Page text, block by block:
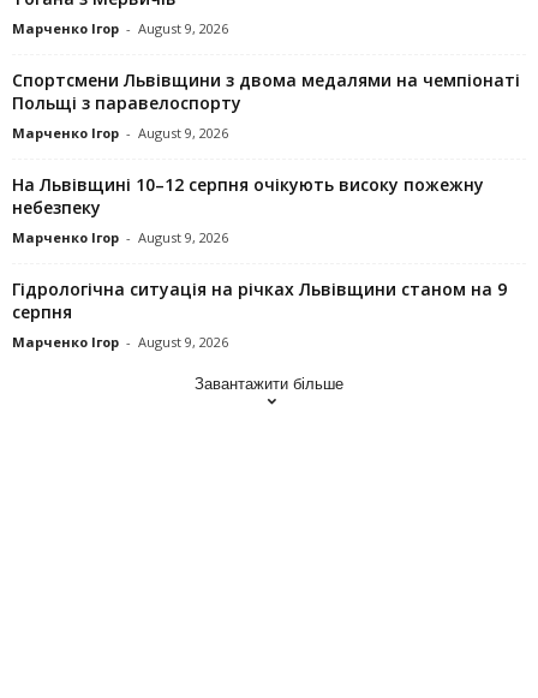
Марченко Ігор - August 9, 2026
Спортсмени Львівщини з двома медалями на чемпіонаті
Польщі з паравелоспорту
Марченко Ігор - August 9, 2026
На Львівщині 10–12 серпня очікують високу пожежну
небезпеку
Марченко Ігор - August 9, 2026
Гідрологічна ситуація на річках Львівщини станом на 9
серпня
Марченко Ігор - August 9, 2026
Завантажити більше